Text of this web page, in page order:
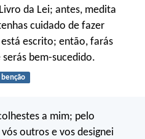
da Lei; antes, medita
cuidado de fazer
escrito; então, farás
bem-sucedido.
benção
a mim; pelo
outros e vos designei